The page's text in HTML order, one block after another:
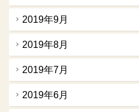
2019年9月
2019年8月
2019年7月
2019年6月